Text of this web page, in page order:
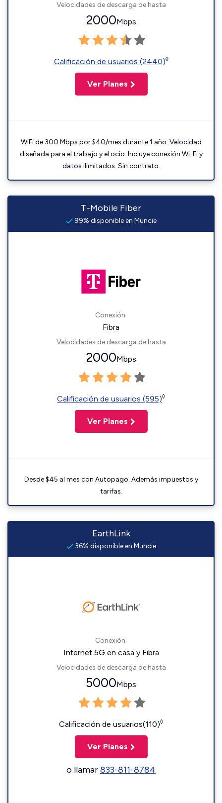
Velocidades de descarga de hasta
2000Mbps
Calificación de usuarios (2440)◊
Ver Planes
WiFi de 300 Mbps por $40/mes durante 1 año. Velocidad
diseñada para el trabajo y el ocio. Incluye conexión Wi-Fi y
datos ilimitados. Sin contrato.
T-Mobile Fiber
99% disponible en Muncie
Conexión:
Fibra
Velocidades de descarga de hasta
2000Mbps
Calificación de usuarios (595)◊
Ver Planes
Desde $45 al mes con Autopago. Además impuestos y
tarifas.
EarthLink
36% disponible en Muncie
Conexión:
Internet 5G en casa y Fibra
Velocidades de descarga de hasta
5000Mbps
Calificación de usuarios(110)◊
Ver Planes
o llamar833-811-8784